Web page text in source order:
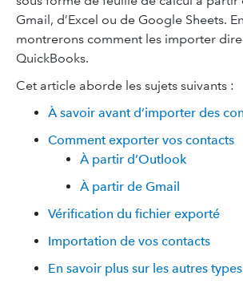
Gmail, d’Excel ou de Google Sheets.
montrerons comment les importer
QuickBooks.
Cet article aborde les sujets suivants :
À savoir avant d’importer des
Comment exporter vos contacts
À partir d’Outlook
À partir de Gmail
Vérification du fichier exporté
Importation de vos contacts
En savoir plus sur les autres